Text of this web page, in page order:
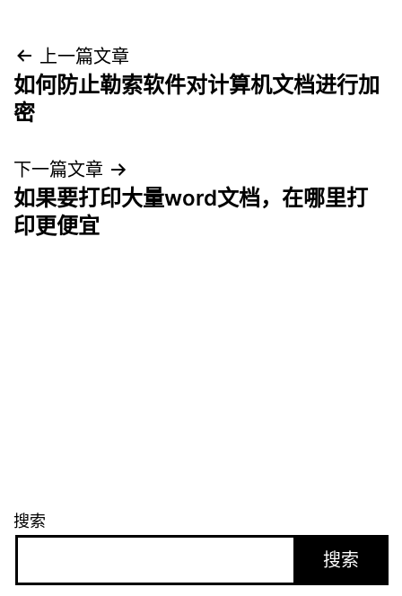
文
章
航
上一篇文章
如何防止勒索软件对计算机文档进行加
密
下一篇文章
如果要打印大量word文档，在哪里打
印更便宜
搜索
搜索